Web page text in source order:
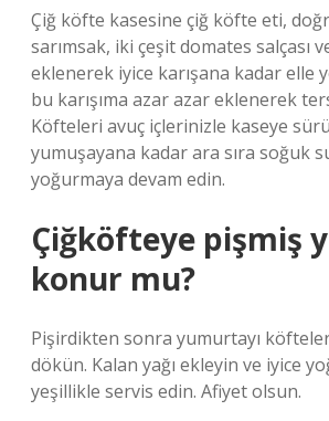
Çiğ köfte kasesine çiğ köfte eti,
sarımsak, iki çeşit domates salçası
eklenerek iyice karışana kadar elle
bu karışıma azar azar eklenerek
Köfteleri avuç içlerinizle kaseye
yumuşayana kadar ara sıra soğuk
yoğurmaya devam edin.
Çiğköfteye pişmiş
konur mu?
Pişirdikten sonra yumurtayı
dökün. Kalan yağı ekleyin ve iyice
yeşillikle servis edin. Afiyet olsun.